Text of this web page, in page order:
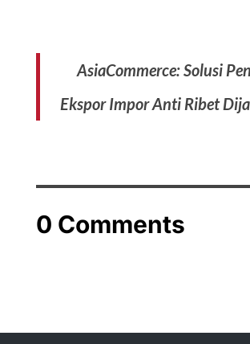
AsiaCommerce: Solusi
Ekspor Impor Anti Ribet
0 Comments